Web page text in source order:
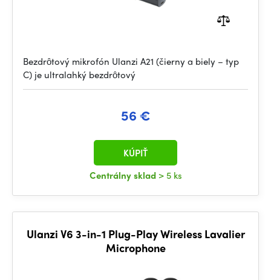
Bezdrôtový mikrofón Ulanzi A21 (čierny a biely – typ
C) je ultralahký bezdrôtový
56 €
Centrálny sklad > 5 ks
KÚPIŤ
Ulanzi V6 3-in-1 Plug-Play Wireless Lavalier
Microphone